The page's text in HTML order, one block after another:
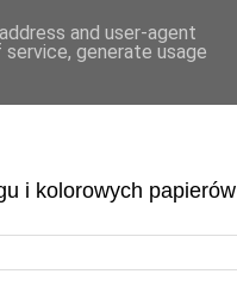
i kolorowych papierów
and user-agent
generate usage